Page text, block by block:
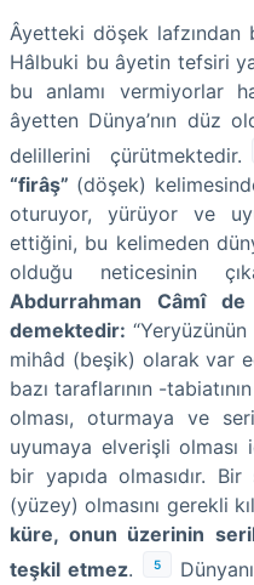
Âyetteki döşek
Hâlbuki bu âyetin tefsiri
bu anlamı vermiyorlar
âyetten Dünya’nın düz
delillerini çürütmektedir.
“firâş” (döşek)
oturuyor, yürüyor ve
ettiğini, bu kelimeden
olduğu neticesinin
Abdurrahman Câmî
demektedir:
mihâd (beşik) olarak var
bazı taraflarının -
olması, oturmaya ve
uyumaya elverişli olması
bir yapıda olmasıdır.
(yüzey) olmasını gerekli
küre, onun üzerinin
teşkil etmez. 5